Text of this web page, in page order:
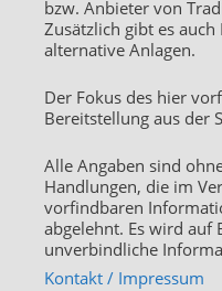
bzw. Anbieter von
Zusätzlich gibt es
alternative Anlagen.
Der Fokus des hier
Bereitstellung aus der
Alle Angaben sind
Handlungen, die im
vorfindbaren
abgelehnt. Es wird auf
unverbindliche
Kontakt / Impressum